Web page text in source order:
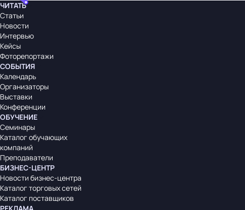
ЧИТАТЬ
Статьи
Новости
Интервью
Кейсы
Фоторепортажи
СОБЫТИЯ
Календарь
Организаторы
Выставки
Конференции
ОБУЧЕНИЕ
Семинары
Каталог обучающих
компаний
Преподаватели
БИЗНЕС-ЦЕНТР
Новости бизнес-центра
Каталог торговых сетей
Каталог поставщиков